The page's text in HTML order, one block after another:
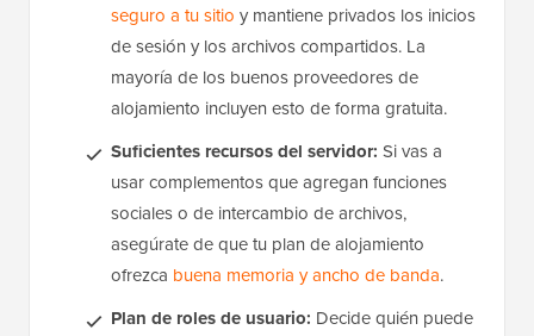
seguro a tu sitio y mantiene privados los inicios
de sesión y los archivos compartidos. La
mayoría de los buenos proveedores de
alojamiento incluyen esto de forma gratuita.
Suficientes recursos del servidor: Si vas a
usar complementos que agregan funciones
sociales o de intercambio de archivos,
asegúrate de que tu plan de alojamiento
ofrezca buena memoria y ancho de banda.
Plan de roles de usuario: Decide quién puede